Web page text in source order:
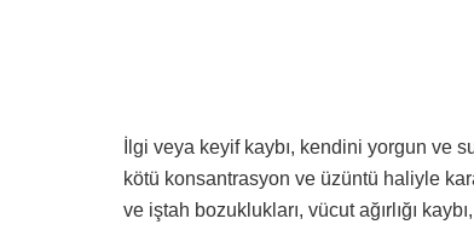
İlgi veya keyif kaybı, kendini yorgun ve
kötü konsantrasyon ve üzüntü haliyle
ve iştah bozuklukları, vücut ağırlığı